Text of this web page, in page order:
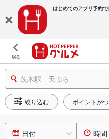
はじめてのアプリ予約
戻る
茨木駅 天ぷら
絞り込む ポイントが
日付 時間